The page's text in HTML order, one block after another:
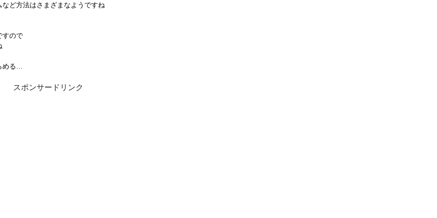
ど方法はさまざまなようですね
すので
める…
スポンサードリンク